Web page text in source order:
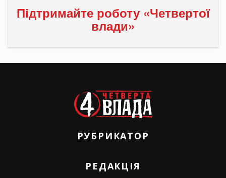
Підтримайте роботу «Четвертої
влади»
РУБРИКАТОР
РЕДАКЦІЯ